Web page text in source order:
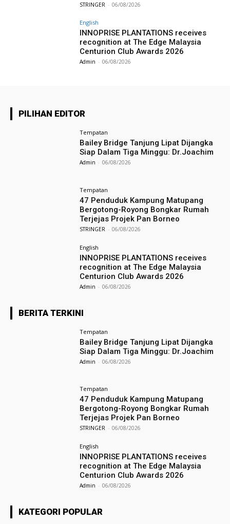
STRINGER - 06/08/2026
English
INNOPRISE PLANTATIONS receives
recognition at The Edge Malaysia
Centurion Club Awards 2026
Admin - 06/08/2026
PILIHAN EDITOR
Tempatan
Bailey Bridge Tanjung Lipat Dijangka
Siap Dalam Tiga Minggu: Dr.Joachim
Admin - 06/08/2026
Tempatan
47 Penduduk Kampung Matupang
Bergotong-Royong Bongkar Rumah
Terjejas Projek Pan Borneo
STRINGER - 06/08/2026
English
INNOPRISE PLANTATIONS receives
recognition at The Edge Malaysia
Centurion Club Awards 2026
Admin - 06/08/2026
BERITA TERKINI
Tempatan
Bailey Bridge Tanjung Lipat Dijangka
Siap Dalam Tiga Minggu: Dr.Joachim
Admin - 06/08/2026
Tempatan
47 Penduduk Kampung Matupang
Bergotong-Royong Bongkar Rumah
Terjejas Projek Pan Borneo
STRINGER - 06/08/2026
English
INNOPRISE PLANTATIONS receives
recognition at The Edge Malaysia
Centurion Club Awards 2026
Admin - 06/08/2026
KATEGORI POPULAR